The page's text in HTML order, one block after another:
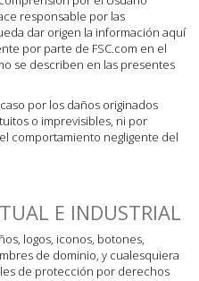
responsable por las
dar origen la información aquí
por parte de FSC.com en el
se describen en las presentes
por los daños originados
o imprevisibles, ni por
comportamiento negligente del
E INDUSTRIAL
logos, iconos, botones,
de dominio, y cualesquiera
de protección por derechos